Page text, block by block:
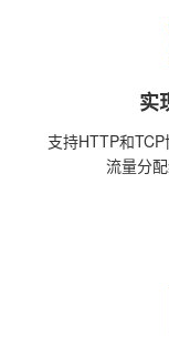
实
支持HTTP和
流量分